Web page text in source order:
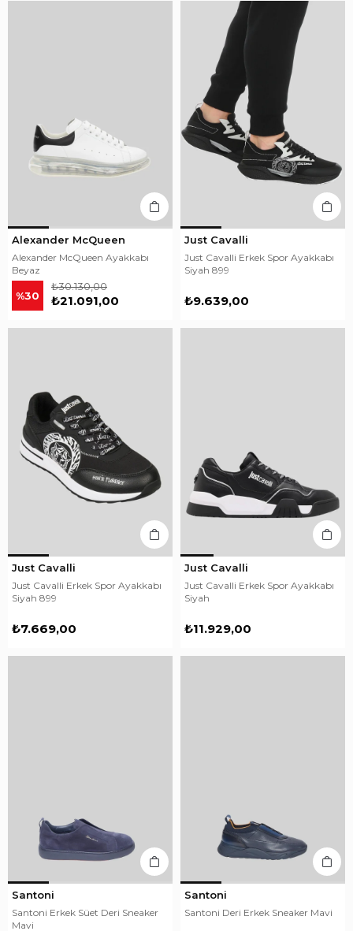
Alexander McQueen
Alexander McQueen Ayakkabı
Beyaz
%30 ₺21.091,00
₺30.130,00
Just Cavalli
Just Cavalli Erkek Spor Ayakkabı
Siyah 899
₺9.639,00
Just Cavalli
Just Cavalli Erkek Spor Ayakkabı
Siyah 899
₺7.669,00
Just Cavalli
Just Cavalli Erkek Spor Ayakkabı
Siyah
₺11.929,00
Santoni
Santoni Erkek Süet Deri Sneaker
Mavi
Santoni
Santoni Deri Erkek Sneaker Mavi